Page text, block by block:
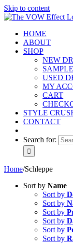
Skip to content
HOME
ABOUT
SHOP
NEW
USED
MY
CART
STYLE
CONTACT
Search for:
Home/Schleppe
Sort by Name
Sort by
Sort by
Sort by
Sort by
Sort by
Sort by